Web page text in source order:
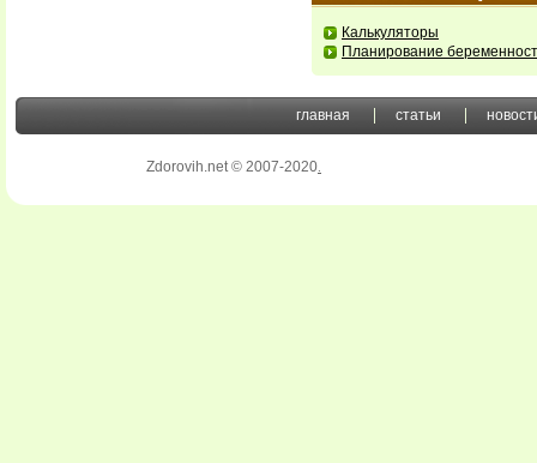
Калькуляторы
Планирование
главная статьи
Zdorovih.net © 2007-2020